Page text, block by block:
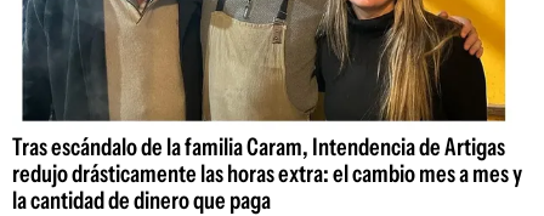
Tras escándalo de la familia Caram, Intendencia de Artigas
redujo drásticamente las horas extra: el cambio mes a mes y
la cantidad de dinero que paga